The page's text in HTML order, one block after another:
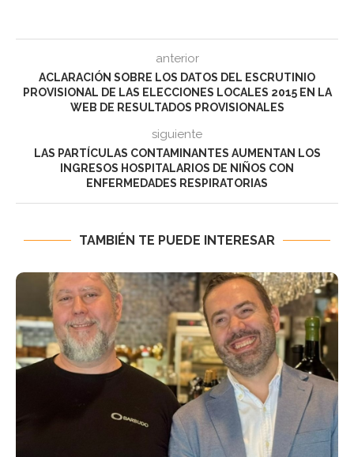
anterior
ACLARACIÓN SOBRE LOS DATOS DEL ESCRUTINIO
PROVISIONAL DE LAS ELECCIONES LOCALES 2015 EN LA
WEB DE RESULTADOS PROVISIONALES
siguiente
LAS PARTÍCULAS CONTAMINANTES AUMENTAN LOS
INGRESOS HOSPITALARIOS DE NIÑOS CON
ENFERMEDADES RESPIRATORIAS
TAMBIÉN TE PUEDE INTERESAR